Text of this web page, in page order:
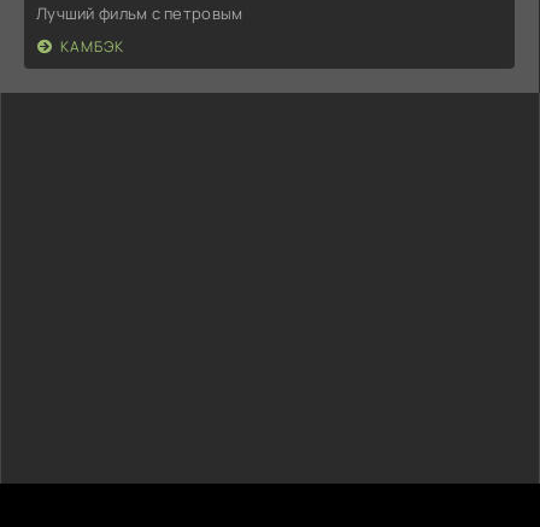
Лучший фильм с петровым
КАМБЭК